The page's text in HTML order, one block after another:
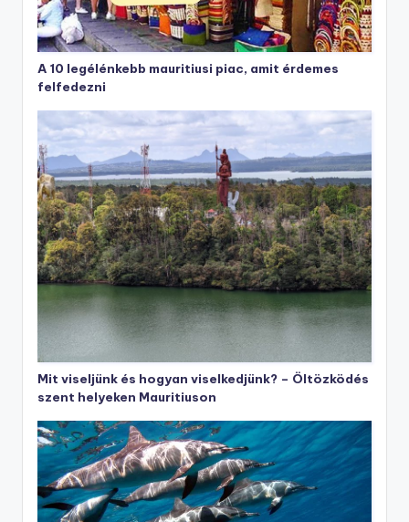
A 10 legélénkebb mauritiusi piac, amit érdemes
felfedezni
Mit viseljünk és hogyan viselkedjünk? – Öltözködés
szent helyeken Mauritiuson